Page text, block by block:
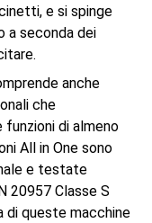
e si spinge
a seconda dei
anche
che
funzioni di almeno
All in One sono
e testate
20957 Classe S
di queste macchine